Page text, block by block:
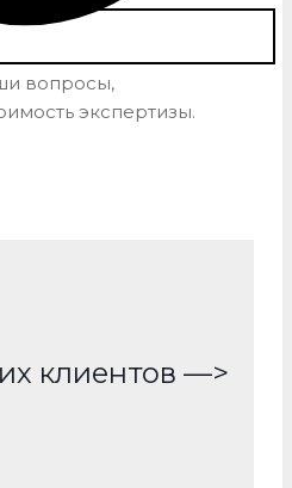
вопросы,
экспертизы.
клиентов —>